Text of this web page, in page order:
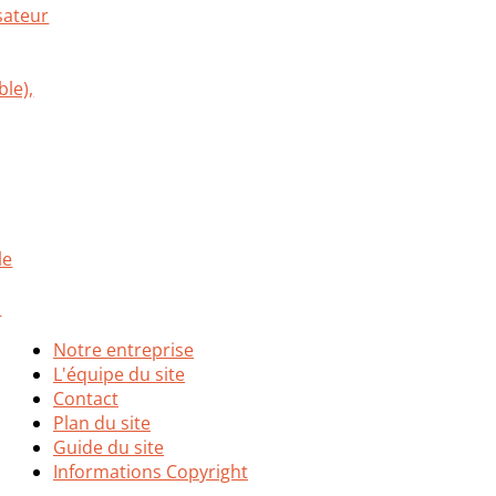
Notre entreprise
L'équipe du site
Contact
Plan du site
Guide du site
Informations Copyright